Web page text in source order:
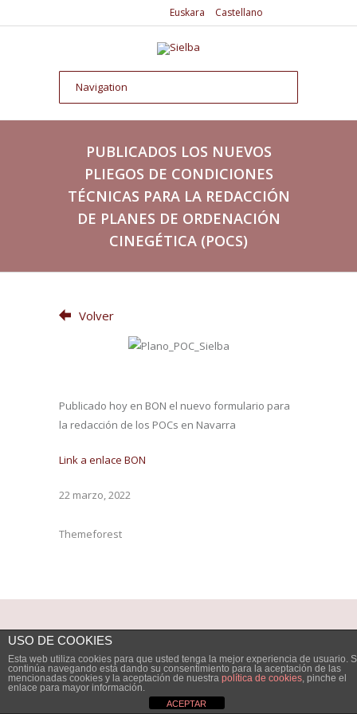
Euskara Castellano
PUBLICADOS LOS NUEVOS
PLIEGOS DE CONDICIONES
TÉCNICAS PARA LA REDACCIÓN
DE PLANES DE ORDENACIÓN
CINEGÉTICA (POCS)
Volver
Publicado hoy en BON el nuevo formulario para
la redacción de los POCs en Navarra
Link a enlace BON
22 marzo, 2022
Themeforest
USO DE COOKIES
Esta web utiliza cookies para que usted tenga la mejor experiencia de usuario.
continúa navegando está dando su consentimiento para la aceptación de las
mencionadas cookies y la aceptación de nuestra política de cookies, pinche el
enlace para mayor información.
ACEPTAR